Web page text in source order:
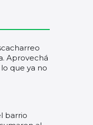
Aprovechá
que ya no
barrio